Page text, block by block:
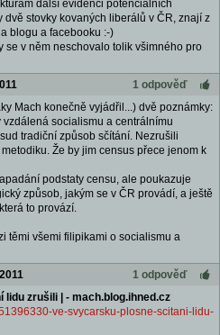
další evidenci potenciálních
dvě stovky kovaných liberálů v ČR, znají z
blogu a facebooku :-)
se v něm neschovalo tolik všimného pro
1 odpověď
Mach konečně vyjádřil...) dvě poznámky:
vzdálená socialismu a centrálnímu
tradiční způsob sčítání. Nezrušili
Že by jim census přece jenom k
podstaty censu, ale poukazuje
způsob, jakým se v ČR provádí, a ještě
to provází.
těmi všemi filipikami o socialismu a
1 odpověď
zrušili | - mach.blog.ihned.cz
ve-svycarsku-plosne-scitani-lidu-